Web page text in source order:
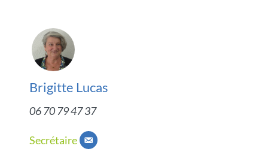
Brigitte Lucas
06 70 79 47 37
Secrétaire